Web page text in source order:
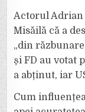
Actorul Adrian
Misăilă că a
„din
și FD au votat
a abținut, iar
Cum